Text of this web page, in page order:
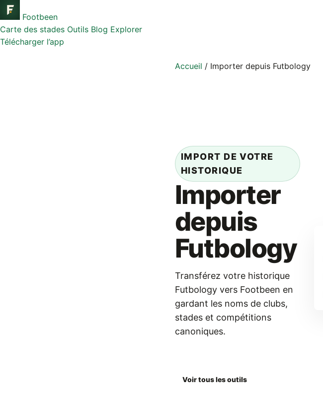
Footbeen
Carte des stades Outils Blog Explorer
Télécharger l’app
Accueil / Importer depuis Futbology
IMPORT DE VOTRE
HISTORIQUE
Importer
depuis
Futbology
Transférez votre historique
Futbology vers Footbeen en
gardant les noms de clubs,
stades et compétitions
canoniques.
Voir tous les outils